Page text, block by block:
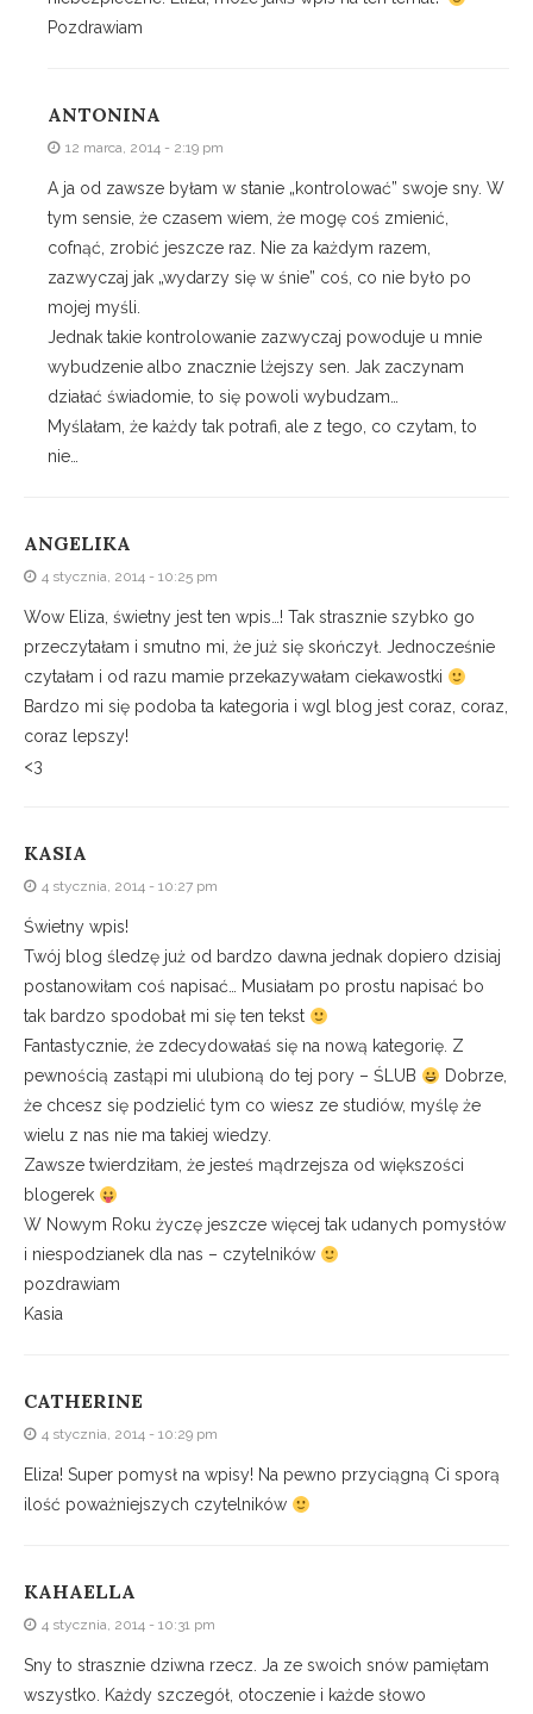
Pozdrawiam
ANTONINA
12 marca, 2014 - 2:19 pm
A ja od zawsze byłam w stanie „kontrolować” swoje sny. W
tym sensie, że czasem wiem, że mogę coś zmienić,
cofnąć, zrobić jeszcze raz. Nie za każdym razem,
zazwyczaj jak „wydarzy się w śnie” coś, co nie było po
mojej myśli.
Jednak takie kontrolowanie zazwyczaj powoduje u mnie
wybudzenie albo znacznie lżejszy sen. Jak zaczynam
działać świadomie, to się powoli wybudzam…
Myślałam, że każdy tak potrafi, ale z tego, co czytam, to
nie…
ANGELIKA
4 stycznia, 2014 - 10:25 pm
Wow Eliza, świetny jest ten wpis…! Tak strasznie szybko go
przeczytałam i smutno mi, że już się skończył. Jednocześnie
czytałam i od razu mamie przekazywałam ciekawostki
Bardzo mi się podoba ta kategoria i wgl blog jest coraz, coraz,
coraz lepszy!
<3
KASIA
4 stycznia, 2014 - 10:27 pm
Świetny wpis!
Twój blog śledzę już od bardzo dawna jednak dopiero dzisiaj
postanowiłam coś napisać… Musiałam po prostu napisać bo
tak bardzo spodobał mi się ten tekst
Fantastycznie, że zdecydowałaś się na nową kategorię. Z
pewnością zastąpi mi ulubioną do tej pory – ŚLUB
Dobrze,
że chcesz się podzielić tym co wiesz ze studiów, myślę że
wielu z nas nie ma takiej wiedzy.
Zawsze twierdziłam, że jesteś mądrzejsza od większości
blogerek
W Nowym Roku życzę jeszcze więcej tak udanych pomysłów
i niespodzianek dla nas – czytelników
pozdrawiam
Kasia
CATHERINE
4 stycznia, 2014 - 10:29 pm
Eliza! Super pomysł na wpisy! Na pewno przyciągną Ci sporą
ilość poważniejszych czytelników
KAHAELLA
4 stycznia, 2014 - 10:31 pm
Sny to strasznie dziwna rzecz. Ja ze swoich snów pamiętam
wszystko. Każdy szczegół, otoczenie i każde słowo